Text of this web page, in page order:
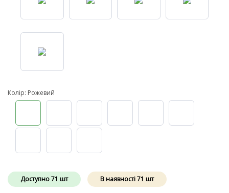
Колір: Рожевий
Доступно71 шт В наявності71 шт